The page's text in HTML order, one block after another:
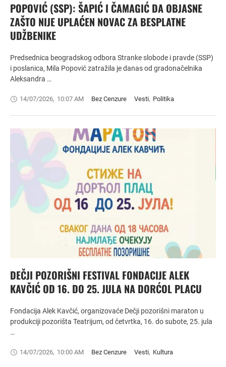
POPOVIĆ (SSP): ŠAPIĆ I ČAMAGIĆ DA OBJASNE
ZAŠTO NIJE UPLAĆEN NOVAC ZA BESPLATNE
UDŽBENIKE
Predsednica beogradskog odbora Stranke slobode i pravde (SSP)
i poslanica, Mila Popović zatražila je danas od gradonačelnika
Aleksandra …
14/07/2026, 10:07 AM Bez Cenzure Vesti, Politika
DEČJI POZORIŠNI FESTIVAL FONDACIJE ALEK
KAVČIĆ OD 16. DO 25. JULA NA DORĆOL PLACU
Fondacija Alek Kavčić, organizovaće Dečji pozorišni maraton u
produkciji pozorišta Teatrijum, od četvrtka, 16. do subote, 25. jula
…
14/07/2026, 10:00 AM Bez Cenzure Vesti, Kultura